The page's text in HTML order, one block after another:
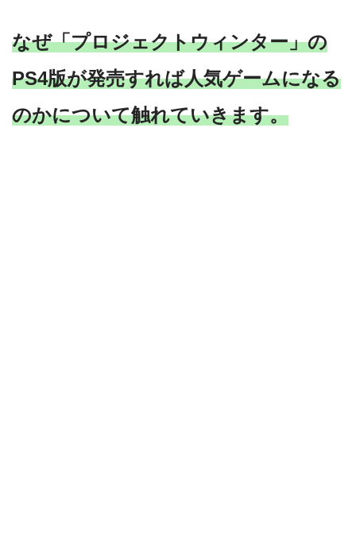
なぜ「プロジェクトウィンター」の
PS4版が発売すれば人気ゲームになる
のかについて触れていきます。